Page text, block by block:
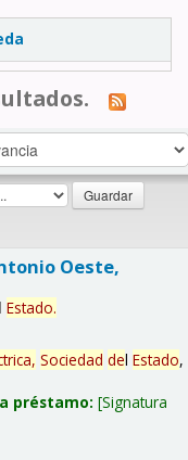
Oeste,
l Estado.
Sociedad del Estado,
préstamo: Signatura